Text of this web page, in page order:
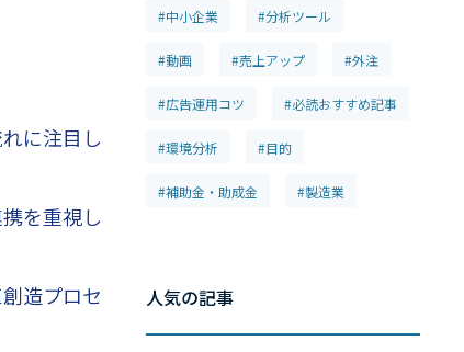
に注目し
を重視し
造プロセ
#中小企業 #分析ツール
#動画 #売上アップ #外注
#広告運用コツ #必読おすすめ記事
#環境分析 #目的
#補助金・助成金 #製造業
人気の記事